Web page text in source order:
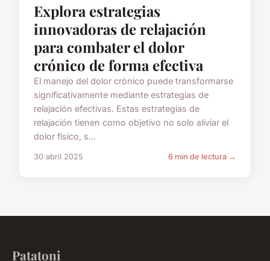
Explora estrategias
innovadoras de relajación
para combater el dolor
crónico de forma efectiva
El manejo del dolor crónico puede transformarse
significativamente mediante estrategias de
relajación efectivas. Estas estrategias de
relajación tienen como objetivo no solo aliviar el
dolor físico, s...
30 abril 2025 6 min de lectura →
Patatoni